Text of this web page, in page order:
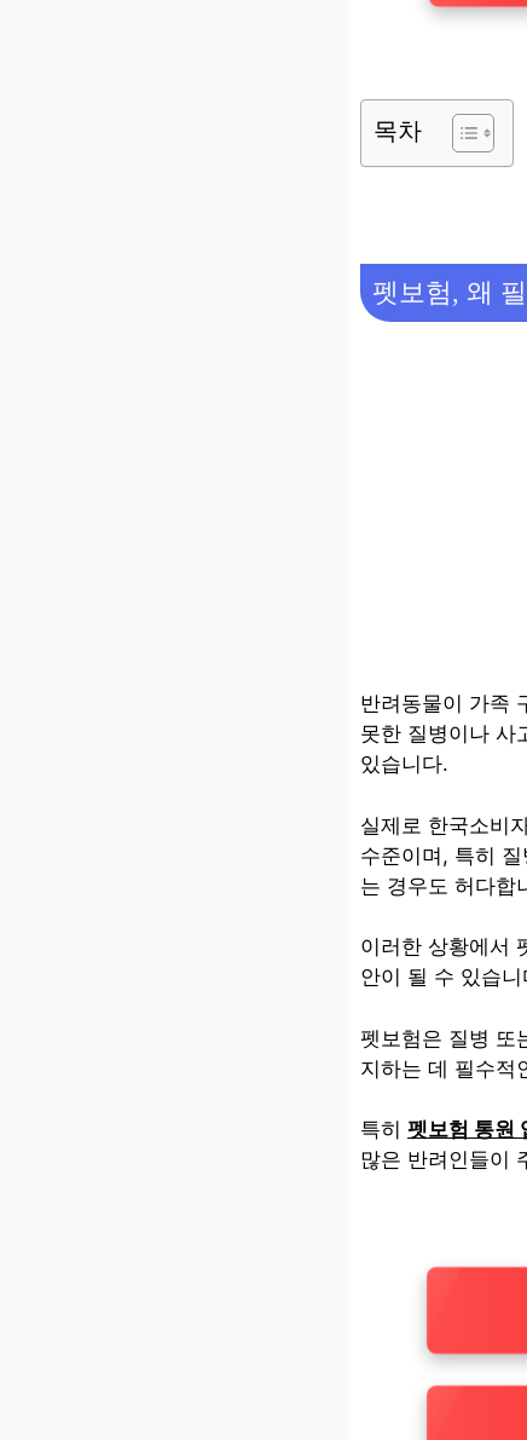
목차
펫보험, 왜
반려동물이 가족
못한 질병이나 사
있습니다.
실제로 한국소비
수준이며, 특히
는 경우도 허다합
이러한 상황에서
안이 될 수 있습니
펫보험은 질병 또
지하는 데 필수적
특히 펫보험 통원
많은 반려인들이